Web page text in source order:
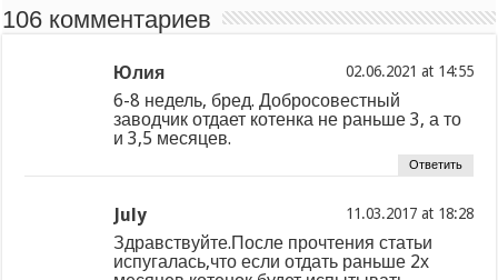
106 комментариев
Юлия at
6-8 недель, бред. Добросовестный
заводчик отдает котенка не раньше 3, а то
и 3,5 месяцев.
Ответить
July at
Здравствуйте.После прочтения статьи
испугалась,что если отдать раньше 2х